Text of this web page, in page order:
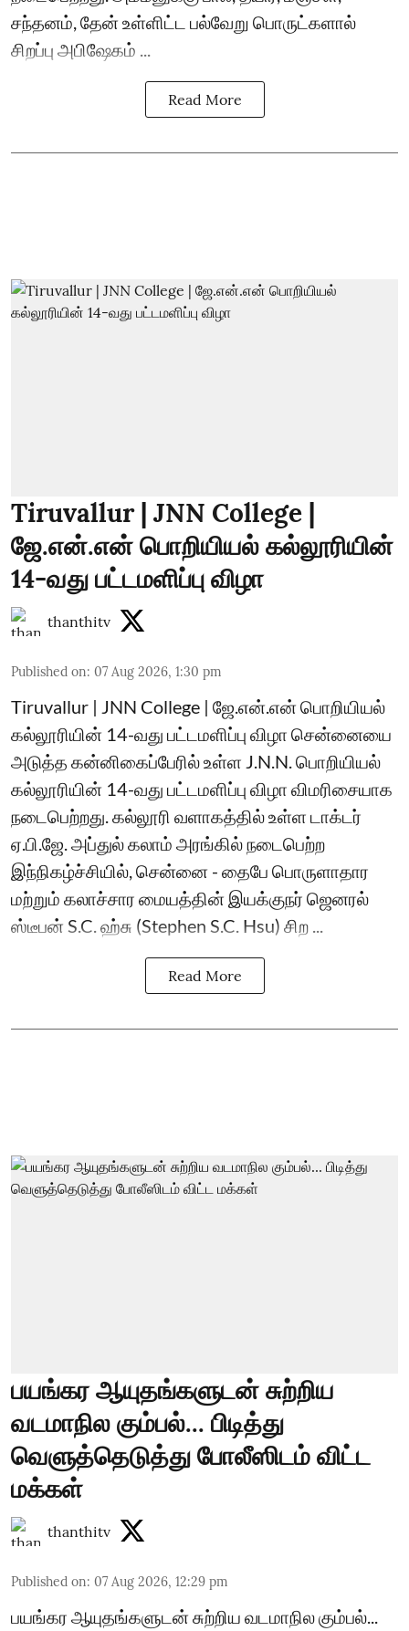
சந்தனம், தேன் உள்ளிட்ட பல்வேறு பொருட்களால்
சிறப்பு அபிஷேகம் ...
Read More
Tiruvallur | JNN College |
ஜே.என்.என் பொறியியல் கல்லூரியின்
14-வது பட்டமளிப்பு விழா
thanthitv
Published on: 07 Aug 2026, 1:30 pm
Tiruvallur | JNN College | ஜே.என்.என் பொறியியல்
கல்லூரியின் 14-வது பட்டமளிப்பு விழா சென்னையை
அடுத்த கன்னிகைப்பேரில் உள்ள J.N.N. பொறியியல்
கல்லூரியின் 14-வது பட்டமளிப்பு விழா விமரிசையாக
நடைபெற்றது. கல்லூரி வளாகத்தில் உள்ள டாக்டர்
ஏ.பி.ஜே. அப்துல் கலாம் அரங்கில் நடைபெற்ற
இந்நிகழ்ச்சியில், சென்னை - தைபே பொருளாதார
மற்றும் கலாச்சார மையத்தின் இயக்குநர் ஜெனரல்
ஸ்டீபன் S.C. ஹ்சு (Stephen S.C. Hsu) சிற ...
Read More
பயங்கர ஆயுதங்களுடன் சுற்றிய
வடமாநில கும்பல்... பிடித்து
வெளுத்தெடுத்து போலீஸிடம் விட்ட
மக்கள்
thanthitv
Published on: 07 Aug 2026, 12:29 pm
பயங்கர ஆயுதங்களுடன் சுற்றிய வடமாநில கும்பல்...